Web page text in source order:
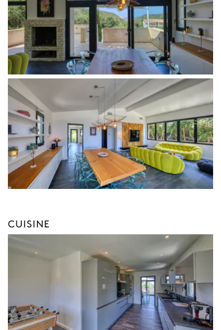
CUISINE